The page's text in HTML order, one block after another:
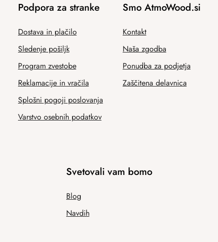
Podpora za stranke
Dostava in plačilo
Sledenje pošiljk
Program zvestobe
Reklamacije in vračila
Splošni pogoji poslovanja
Varstvo osebnih podatkov
Smo AtmoWood.si
Kontakt
Naša zgodba
Ponudba za podjetja
Zaščitena delavnica
Svetovali vam bomo
Blog
Navdih